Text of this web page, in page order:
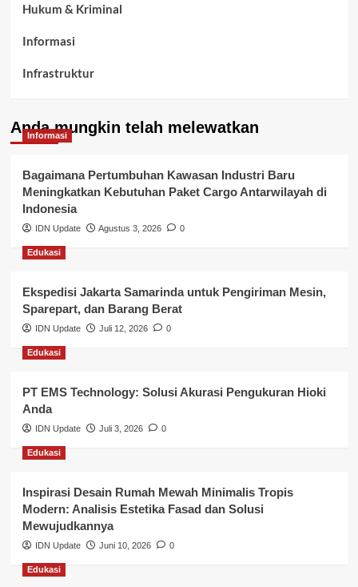
Hukum & Kriminal
Informasi
Infrastruktur
Kepegawaian & ASN Banyuasin
Kesehatan
Keuangan
Lalu Lintas
Layanan Publik Kabupaten Banyuasin
Nasional
Pemerintahan
Pendidikan
Perbankan & Keuangan
Perpajakan & Keuangan
Profil Wilayah Banyuasin
Sosial & Budaya
Sosial & Kesejahteraan
Anda mungkin telah melewatkan
Informasi
Bagaimana Pertumbuhan Kawasan Industri Baru
Meningkatkan Kebutuhan Paket Cargo Antarwilayah di
Indonesia
IDN Update Agustus 3, 2026 0
Edukasi
Ekspedisi Jakarta Samarinda untuk Pengiriman Mesin,
Sparepart, dan Barang Berat
IDN Update Juli 12, 2026 0
Edukasi
PT EMS Technology: Solusi Akurasi Pengukuran Hioki
Anda
IDN Update Juli 3, 2026 0
Edukasi
Inspirasi Desain Rumah Mewah Minimalis Tropis
Modern: Analisis Estetika Fasad dan Solusi
Mewujudkannya
IDN Update Juni 10, 2026 0
Edukasi